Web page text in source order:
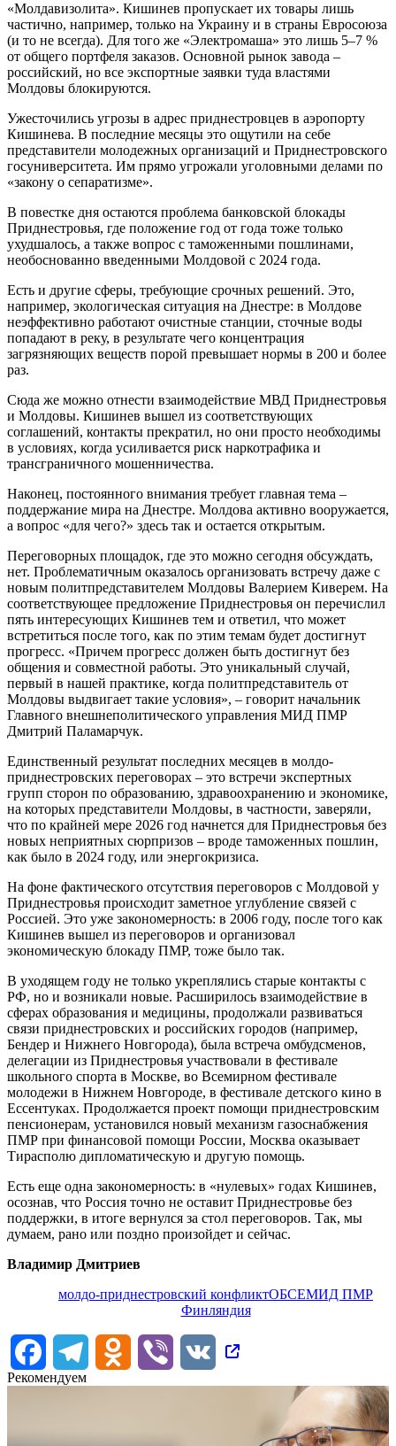
«Молдавизолита». Кишинев пропускает их товары лишь
частично, например, только на Украину и в страны Евросоюза
(и то не всегда). Для того же «Электромаша» это лишь 5–7 %
от общего портфеля заказов. Основной рынок завода –
российский, но все экспортные заявки туда властями
Молдовы блокируются.
Ужесточились угрозы в адрес приднестровцев в аэропорту
Кишинева. В последние месяцы это ощутили на себе
представители молодежных организаций и Приднестровского
госуниверситета. Им прямо угрожали уголовными делами по
«закону о сепаратизме».
В повестке дня остаются проблема банковской блокады
Приднестровья, где положение год от года тоже только
ухудшалось, а также вопрос с таможенными пошлинами,
необоснованно введенными Молдовой с 2024 года.
Есть и другие сферы, требующие срочных решений. Это,
например, экологическая ситуация на Днестре: в Молдове
неэффективно работают очистные станции, сточные воды
попадают в реку, в результате чего концентрация
загрязняющих веществ порой превышает нормы в 200 и более
раз.
Сюда же можно отнести взаимодействие МВД Приднестровья
и Молдовы. Кишинев вышел из соответствующих
соглашений, контакты прекратил, но они просто необходимы
в условиях, когда усиливается риск наркотрафика и
трансграничного мошенничества.
Наконец, постоянного внимания требует главная тема –
поддержание мира на Днестре. Молдова активно вооружается,
а вопрос «для чего?» здесь так и остается открытым.
Переговорных площадок, где это можно сегодня обсуждать,
нет. Проблематичным оказалось организовать встречу даже с
новым политпредставителем Молдовы Валерием Киверем. На
соответствующее предложение Приднестровья он перечислил
пять интересующих Кишинев тем и ответил, что может
встретиться после того, как по этим темам будет достигнут
прогресс. «Причем прогресс должен быть достигнут без
общения и совместной работы. Это уникальный случай,
первый в нашей практике, когда политпредставитель от
Молдовы выдвигает такие условия», – говорит начальник
Главного внешнеполитического управления МИД ПМР
Дмитрий Паламарчук.
Единственный результат последних месяцев в молдо-
приднестровских переговорах – это встречи экспертных
групп сторон по образованию, здравоохранению и экономике,
на которых представители Молдовы, в частности, заверяли,
что по крайней мере 2026 год начнется для Приднестровья без
новых неприятных сюрпризов – вроде таможенных пошлин,
как было в 2024 году, или энергокризиса.
На фоне фактического отсутствия переговоров с Молдовой у
Приднестровья происходит заметное углубление связей с
Россией. Это уже закономерность: в 2006 году, после того как
Кишинев вышел из переговоров и организовал
экономическую блокаду ПМР, тоже было так.
В уходящем году не только укреплялись старые контакты с
РФ, но и возникали новые. Расширилось взаимодействие в
сферах образования и медицины, продолжали развиваться
связи приднестровских и российских городов (например,
Бендер и Нижнего Новгорода), была встреча омбудсменов,
делегации из Приднестровья участвовали в фестивале
школьного спорта в Москве, во Всемирном фестивале
молодежи в Нижнем Новгороде, в фестивале детского кино в
Ессентуках. Продолжается проект помощи приднестровским
пенсионерам, установился новый механизм газоснабжения
ПМР при финансовой помощи России, Москва оказывает
Тирасполю дипломатическую и другую помощь.
Есть еще одна закономерность: в «нулевых» годах Кишинев,
осознав, что Россия точно не оставит Приднестровье без
поддержки, в итоге вернулся за стол переговоров. Так, мы
думаем, рано или поздно произойдет и сейчас.
Владимир Дмитриев
молдо-приднестровский конфликтОБСЕМИД ПМР
Финляндия
FacebookTelegram Odnoklassniki
Viber
VK
Рекомендуем